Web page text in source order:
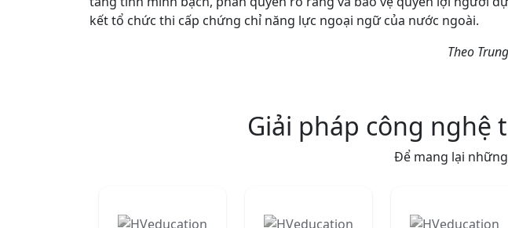
kết tổ chức thi cấp chứng chỉ năng lực ngoại ngữ của nước ngoài.
Theo
Giải pháp công nghệ
Để mang lại